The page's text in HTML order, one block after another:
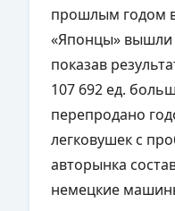
прошлым годом
«Японцы» вышли
показав
107 692 ед.
перепродано
легковушек с
авторынка
немецкие